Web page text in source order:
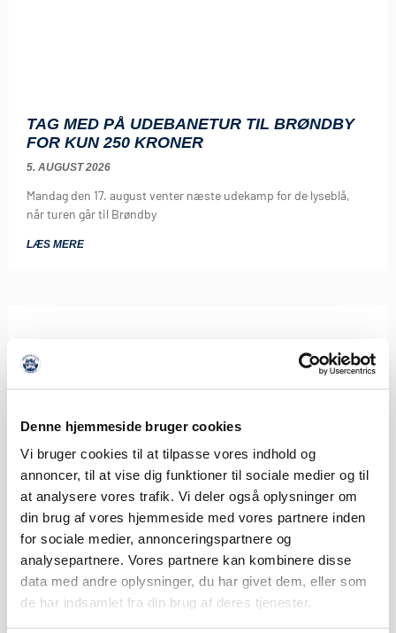
Denne hjemmeside bruger cookies
Vi bruger cookies til at tilpasse vores indhold og
annoncer, til at vise dig funktioner til sociale medier og til
at analysere vores trafik. Vi deler også oplysninger om
din brug af vores hjemmeside med vores partnere inden
for sociale medier, annonceringspartnere og
analysepartnere. Vores partnere kan kombinere disse
data med andre oplysninger, du har givet dem, eller som
de har indsamlet fra din brug af deres tjenester.
TAG MED PÅ UDEBANETUR TIL BRØNDBY
FOR KUN 250 KRONER
5. AUGUST 2026
Mandag den 17. august venter næste udekamp for de lyseblå,
når turen går til Brøndby
LÆS MERE